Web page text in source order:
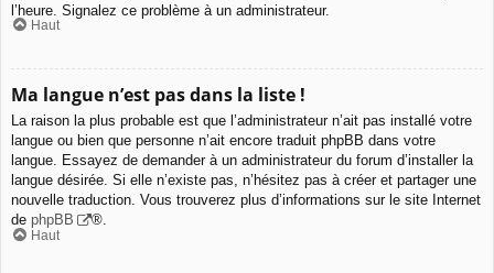
l’heure. Signalez ce problème à un administrateur.
Haut
Ma langue n’est pas dans la liste !
La raison la plus probable est que l’administrateur n’ait pas installé votre
langue ou bien que personne n’ait encore traduit phpBB dans votre
langue. Essayez de demander à un administrateur du forum d’installer la
langue désirée. Si elle n’existe pas, n’hésitez pas à créer et partager une
nouvelle traduction. Vous trouverez plus d’informations sur le site Internet
de phpBB ®.
Haut